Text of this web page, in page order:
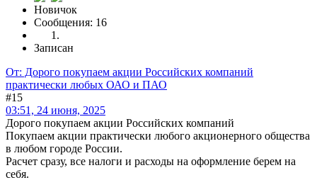
Новичок
Сообщения: 16
Записан
От: Дорого покупаем акции Российских компаний
практически любых ОАО и ПАО
#15
03:51, 24 июня, 2025
Дорого покупаем акции Российских компаний
Покупаем акции практически любого акционерного общества
в любом городе России.
Расчет сразу, все налоги и расходы на оформление берем на
себя.